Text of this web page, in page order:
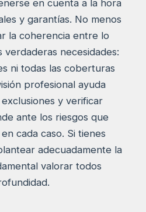
en cuenta a la hora
y garantías. No menos
la coherencia entre lo
verdaderas necesidades:
ni todas las coberturas
profesional ayuda
y verificar
ante los riesgos que
cada caso. Si tienes
adecuadamente la
valorar todos